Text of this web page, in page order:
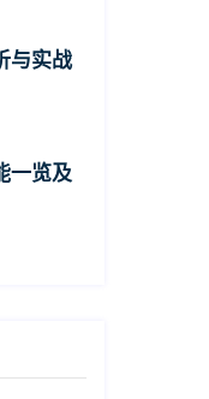
与实战
一览及